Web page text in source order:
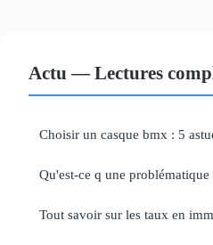
Actu — Lectures
Choisir un casque bmx : 5
Qu'est-ce q une problématique
Tout savoir sur les taux en